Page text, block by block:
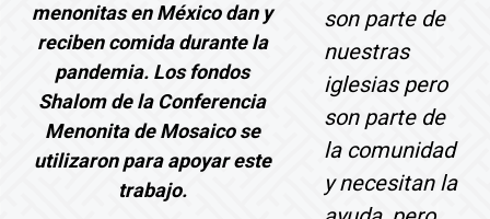
menonitas en México dan y
reciben comida durante la
pandemia. Los fondos
Shalom de la Conferencia
Menonita de Mosaico se
utilizaron para apoyar este
trabajo.
son parte de
nuestras
iglesias pero
son parte de
la comunidad
y necesitan la